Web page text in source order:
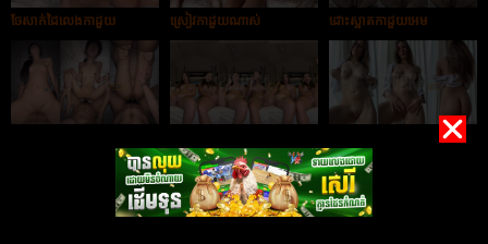
ចែសាក់ដៃលេងកាដួយ ស្រៀវកាដួយណាស់ ដោះស្អាតកាដួយអេម
មើល
រាងស្អាតហើយកាដួយអេមទៀត